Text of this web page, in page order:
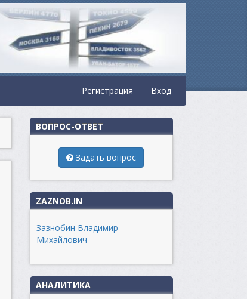
Регистрация Вход
ВОПРОС-ОТВЕТ
Задать вопрос
ZAZNOB.IN
Зазнобин Владимир
Михайлович
АНАЛИТИКА